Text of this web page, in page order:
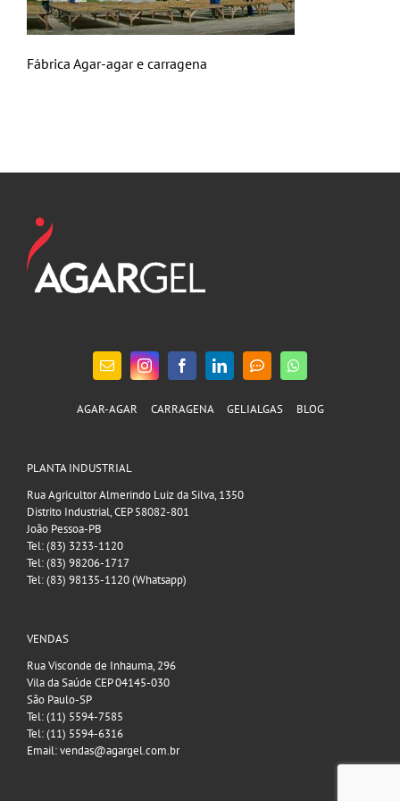
Fábrica Agar-agar e carragena
AGAR-AGAR CARRAGENA GELIALGAS BLOG
PLANTA INDUSTRIAL
Rua Agricultor Almerindo Luiz da Silva, 1350
Distrito Industrial, CEP 58082-801
João Pessoa-PB
Tel: (83) 3233-1120
Tel: (83) 98206-1717
Tel: (83) 98135-1120 (Whatsapp)
VENDAS
Rua Visconde de Inhauma, 296
Vila da Saúde CEP 04145-030
São Paulo-SP
Tel: (11) 5594-7585
Tel: (11) 5594-6316
Email: vendas@agargel.com.br